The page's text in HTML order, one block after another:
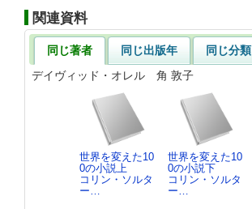
関連資料
同じ著者 同じ出版年 同じ分類
デイヴィッド・オレル 角 敦子
世界を変えた10
0の小説上
コリン・ソルタ
ー…
世界を変えた10
0の小説下
コリン・ソルタ
ー…